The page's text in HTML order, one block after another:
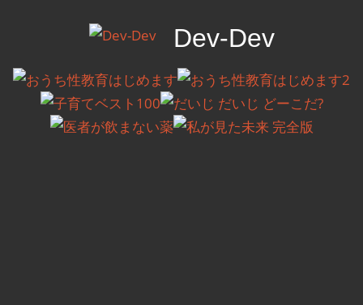
ン
Dev-Dev